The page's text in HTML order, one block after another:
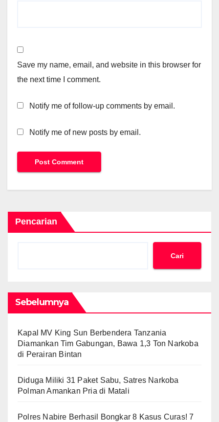
Save my name, email, and website in this browser for
the next time I comment.
Notify me of follow-up comments by email.
Notify me of new posts by email.
Pencarian
Cari
Sebelumnya
Kapal MV King Sun Berbendera Tanzania
Diamankan Tim Gabungan, Bawa 1,3 Ton Narkoba
di Perairan Bintan
Diduga Miliki 31 Paket Sabu, Satres Narkoba
Polman Amankan Pria di Matali
Polres Nabire Berhasil Bongkar 8 Kasus Curas! 7